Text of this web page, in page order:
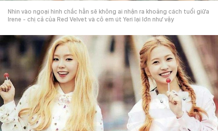
Nhìn vào ngoại hình chắc hẳn sẽ không ai nhận ra khoảng cách tuổi giữa
Irene - chị cả của Red Velvet và cô em út Yeri lại lớn như vậy